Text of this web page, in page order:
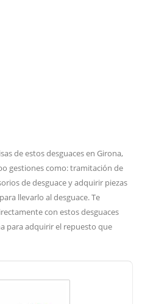
de estos desguaces en Girona,
gestiones como: tramitación de
de desguace y adquirir piezas
llevarlo al desguace. Te
con estos desguaces
para adquirir el repuesto que